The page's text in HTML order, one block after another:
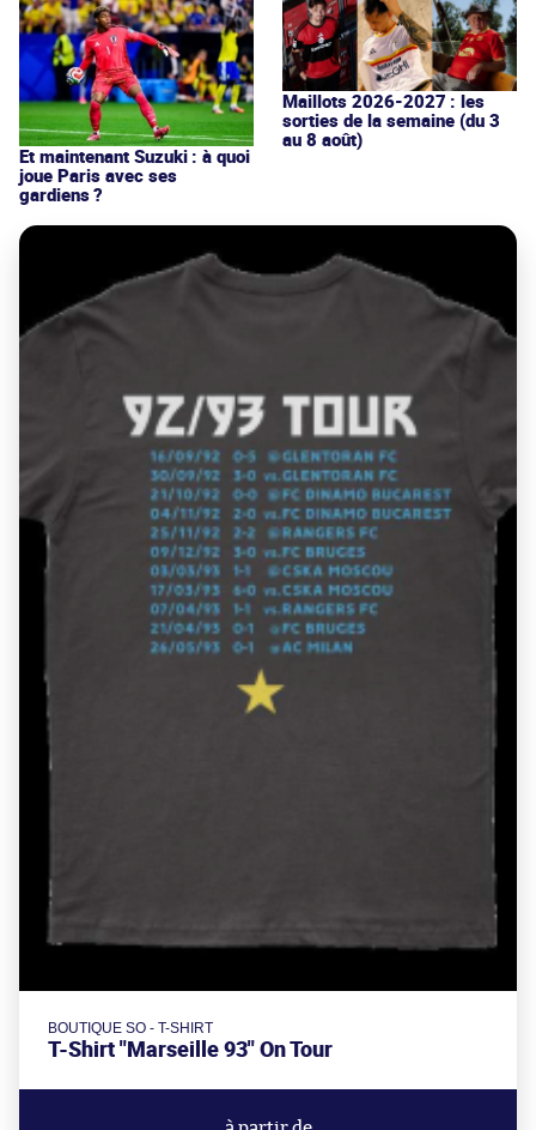
Et maintenant Suzuki : à quoi
joue Paris avec ses
gardiens ?
Maillots 2026-2027 : les
sorties de la semaine (du 3
au 8 août)
BOUTIQUE SO - T-SHIRT
T-Shirt "Marseille 93" On Tour